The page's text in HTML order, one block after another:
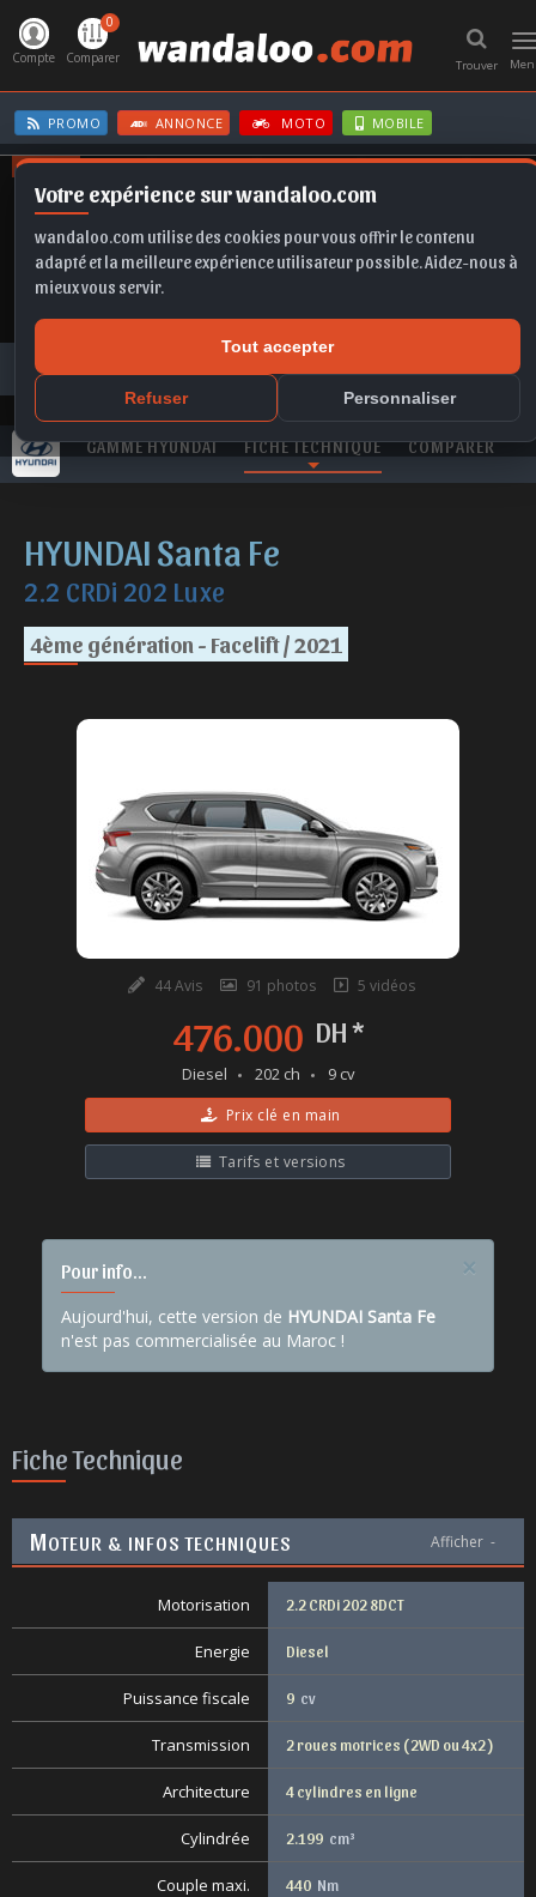
Votre expérience sur wandaloo.com
wandaloo.com utilise des cookies pour vous offrir le contenu
adapté et la meilleure expérience utilisateur possible. Aidez-nous à
mieux vous servir.
Tout accepter
Refuser Personnaliser
Trouver
Compte
0
Comparer
PROMO ANNONCE MOTO MOBILE
OFFRES
SPORTAGE FORMENTOR
HYUNDAI
Santa Fe
HYUNDAI Santa Fe 2.2 CRDi 202 Luxe neuve au Maroc
GAMME HYUNDAI FICHE TECHNIQUE COMPARER
HYUNDAI Santa Fe
2.2 CRDi 202 Luxe
4ème génération - Facelift / 2021
44 Avis 91 photos 5 vidéos
476.000 DH *
Diesel 202 ch 9 cv
Prix clé en main
Tarifs et versions
×
Pour info...
Aujourd'hui, cette version de HYUNDAI Santa Fe
n'est pas commercialisée au Maroc !
Fiche Technique
MOTEUR & INFOS TECHNIQUES Afficher -
Motorisation 2.2 CRDi 202 8DCT
Energie Diesel
Puissance fiscale 9 cv
Transmission 2 roues motrices ( 2WD ou 4x2 )
Architecture 4 cylindres en ligne
Cylindrée 2.199 cm³
Couple maxi. 440 Nm